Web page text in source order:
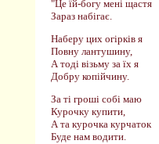
"Це їй-богу мені щастя
Зараз набігає.
Наберу цих огірків я
Повну лантушину,
А тоді візьму за їх я
Добру копійчину.
За ті гроші собі маю
Курочку купити,
А та курочка курчаток
Буде нам водити.